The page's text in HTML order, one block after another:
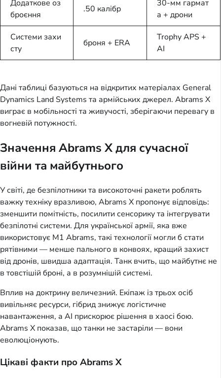
Додаткове оз
броєння
.50 калібр
30-мм гармат
а + дрони
Системи захи
сту
броня + ERA
Trophy APS +
AI
Дані таблиці базуються на відкритих матеріалах General
Dynamics Land Systems та армійських джерел. Abrams X
виграє в мобільності та живучості, зберігаючи перевагу в
вогневій потужності.
Значення Abrams X для сучасної
війни та майбутнього
У світі, де безпілотники та високоточні ракети роблять
важку техніку вразливою, Abrams X пропонує відповідь:
зменшити помітність, посилити сенсорику та інтегрувати
безпілотні системи. Для української армії, яка вже
використовує M1 Abrams, такі технології могли б стати
рятівними — менше пального в конвоях, кращий захист
від дронів, швидша адаптація. Танк вчить, що майбутнє не
в товстішій броні, а в розумнішій системі.
Вплив на доктрину величезний. Екіпаж із трьох осіб
вивільняє ресурси, гібрид знижує логістичне
навантаження, а AI прискорює рішення в хаосі бою.
Abrams X показав, що танки не застаріли — вони
еволюціонують.
Цікаві факти про Abrams X